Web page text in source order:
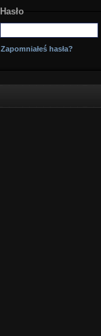
Hasło
Zapomniałeś hasła?